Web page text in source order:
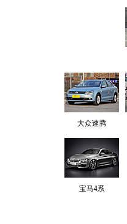
大众速腾
宝马4系